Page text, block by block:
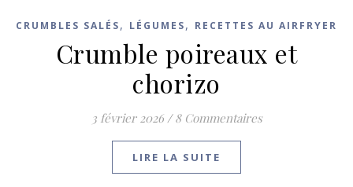
CRUMBLES SALÉS, LÉGUMES, RECETTES AU AIRFRYER
Crumble poireaux et
chorizo
3 février 2026 / 8 Commentaires
LIRE LA SUITE